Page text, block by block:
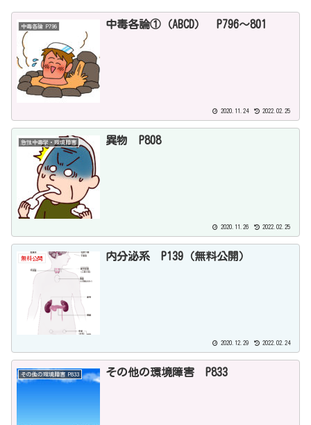
中毒各論 P796 中毒各論①（ABCD） P796～801
2020.11.24 2022.02.25
急性中毒学・環境障害 異物 P808
2020.11.26 2022.02.25
無料公開 内分泌系 P139（無料公開）
2020.12.29 2022.02.24
その他の環境障害 P833 その他の環境障害 P833